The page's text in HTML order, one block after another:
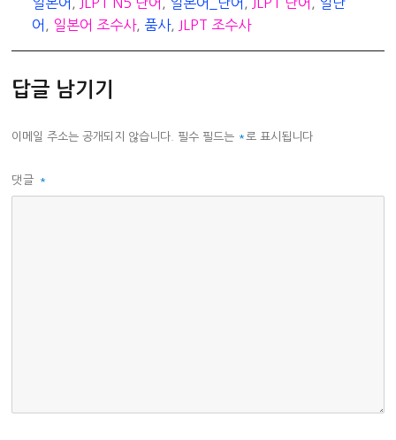
리
어
일본어 조수사, 품사, JLPT 조수사
답글 남기기
이메일 주소는 공개되지 않습니다. 필수 필드는 *로 표시됩니다
댓글 *